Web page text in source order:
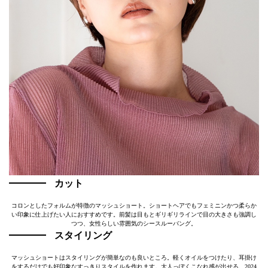
カット
コロンとしたフォルムが特徴のマッシュショート。ショートヘアでもフェミニンかつ柔らか
い印象に仕上げたい人におすすめです。前髪は目もとギリギリラインで目の大きさも強調し
つつ、女性らしい雰囲気のシースルーバング。
スタイリング
マッシュショートはスタイリングが簡単なのも良いところ。軽くオイルをつけたり、耳掛け
をするだけでも好印象なすっきりスタイルを作れます。大人っぽくこなれ感が出せる、2024